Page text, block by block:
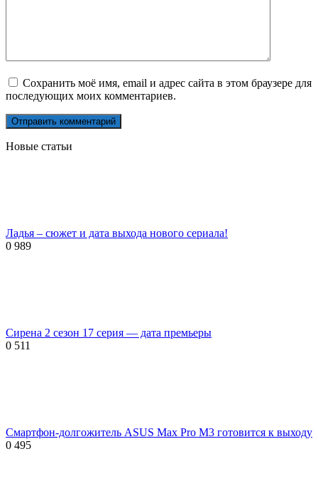
Сохранить моё имя, email и адрес сайта в этом браузере для
последующих моих комментариев.
Новые статьи
Ладья – сюжет и дата выхода нового сериала!
0 989
Сирена 2 сезон 17 серия — дата премьеры
0 511
Смартфон-долгожитель ASUS Max Pro M3 готовится к выходу
0 495